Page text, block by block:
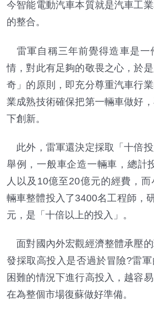
今智能電動汽車本質就是汽車工
的整合。
雷軍自稱三年前覺得造車是一
情，對此有足夠的敬畏之心，於
奇」的原則，即充分尊重汽車行
業成熟技術確保把第一輛車做好
下創新。
此外，雷軍還決定採取「十倍
舉例，一般車企造一輛車，總計
人以及10億至20億元的經費，
輛車整體投入了3400名工程師，
元，是「十倍以上的投入」。
面對國內外宏觀經濟整體承壓
發採取高投入是否過於冒險?雷
困難的情況下進行高投入，越容
在為整個市場復蘇做好準備。